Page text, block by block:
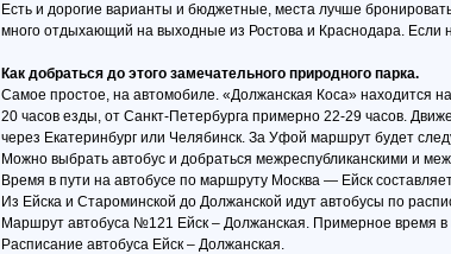
Есть и дорогие варианты и бюджетные, места лучше
много отдыхающий на выходные из Ростова и Краснодара. Если
Как добраться до этого замечательного природного парка.
Самое простое, на автомобиле. «Должанская Коса» находится
20 часов езды, от Санкт-Петербурга примерно 22-29 часов.
через Екатеринбург или Челябинск. За Уфой маршрут будет
Можно выбрать автобус и добраться межреспубликанскими и
Время в пути на автобусе по маршруту Москва — Ейск
Из Ейска и Староминской до Должанской идут автобусы по
Маршрут автобуса №121 Ейск – Должанская. Примерное время в
Расписание автобуса Ейск – Должанская.